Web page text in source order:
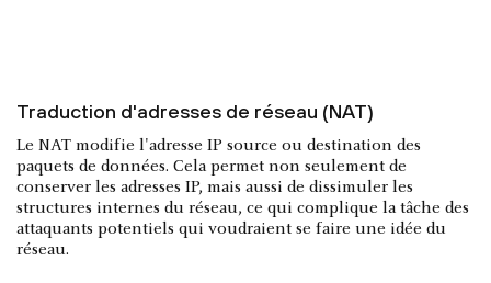
Traduction d'adresses de réseau (NAT)
Le NAT modifie l'adresse IP source ou destination des
paquets de données. Cela permet non seulement de
conserver les adresses IP, mais aussi de dissimuler les
structures internes du réseau, ce qui complique la tâche des
attaquants potentiels qui voudraient se faire une idée du
réseau.